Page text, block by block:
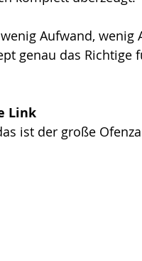
Aufwand,
genau das Richtige
Link
ist der große